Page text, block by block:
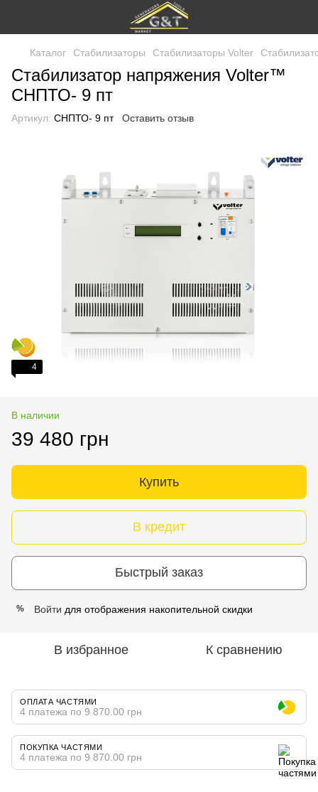
Каталог Стабилизаторы Стабилизаторы Volter
Стабилизатор напряжения Volter™
СНПТО- 9 пт
Артикул: СНПТО- 9 пт Оставить отзыв
4
В наличии
39 480 грн
Купить
В кредит
Быстрый заказ
% Войти для отображения накопительной скидки
В избранное К сравнению
ОПЛАТА ЧАСТЯМИ
4 платежа по 9 870.00 грн
ПОКУПКА ЧАСТЯМИ
4 платежа по 9 870.00 грн